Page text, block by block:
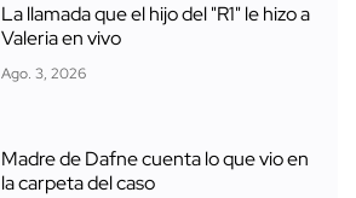
La llamada que el hijo del "R1" le hizo a
Valeria en vivo
Ago. 3, 2026
Madre de Dafne cuenta lo que vio en
la carpeta del caso